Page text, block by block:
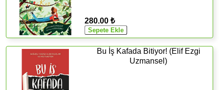
280.00 ₺
Bu İş Kafada Bitiyor! (Elif Ezgi
Uzmansel)